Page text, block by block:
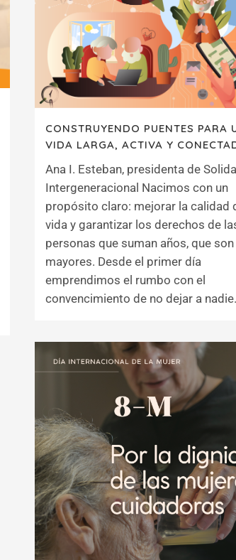
CONSTRUYENDO PUENTES PARA
VIDA LARGA, ACTIVA Y
Ana I. Esteban, presidenta de
Intergeneracional Nacimos con un
propósito claro: mejorar la calidad
vida y garantizar los derechos de
personas que suman años, que
mayores. Desde el primer día
emprendimos el rumbo con el
convencimiento de no dejar a